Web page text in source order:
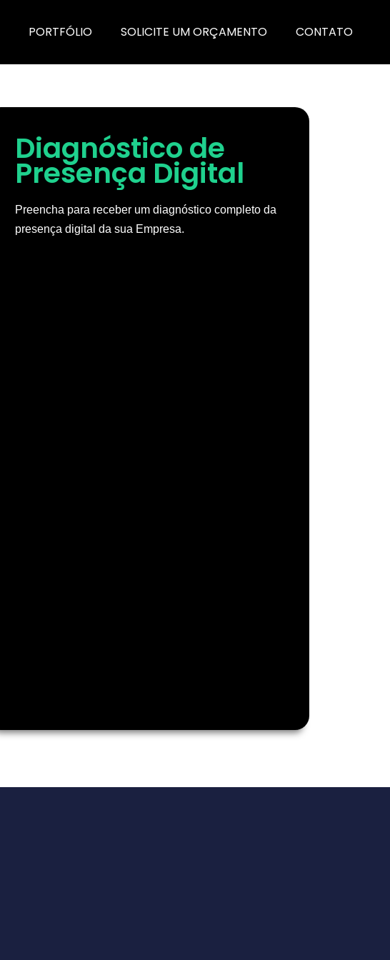
PORTFÓLIO SOLICITE UM ORÇAMENTO CONTATO
Diagnóstico de
Presença Digital
Preencha para receber um diagnóstico completo da
presença digital da sua Empresa.